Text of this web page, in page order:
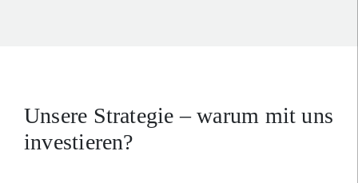
Unsere Strategie – warum mit uns
investieren?